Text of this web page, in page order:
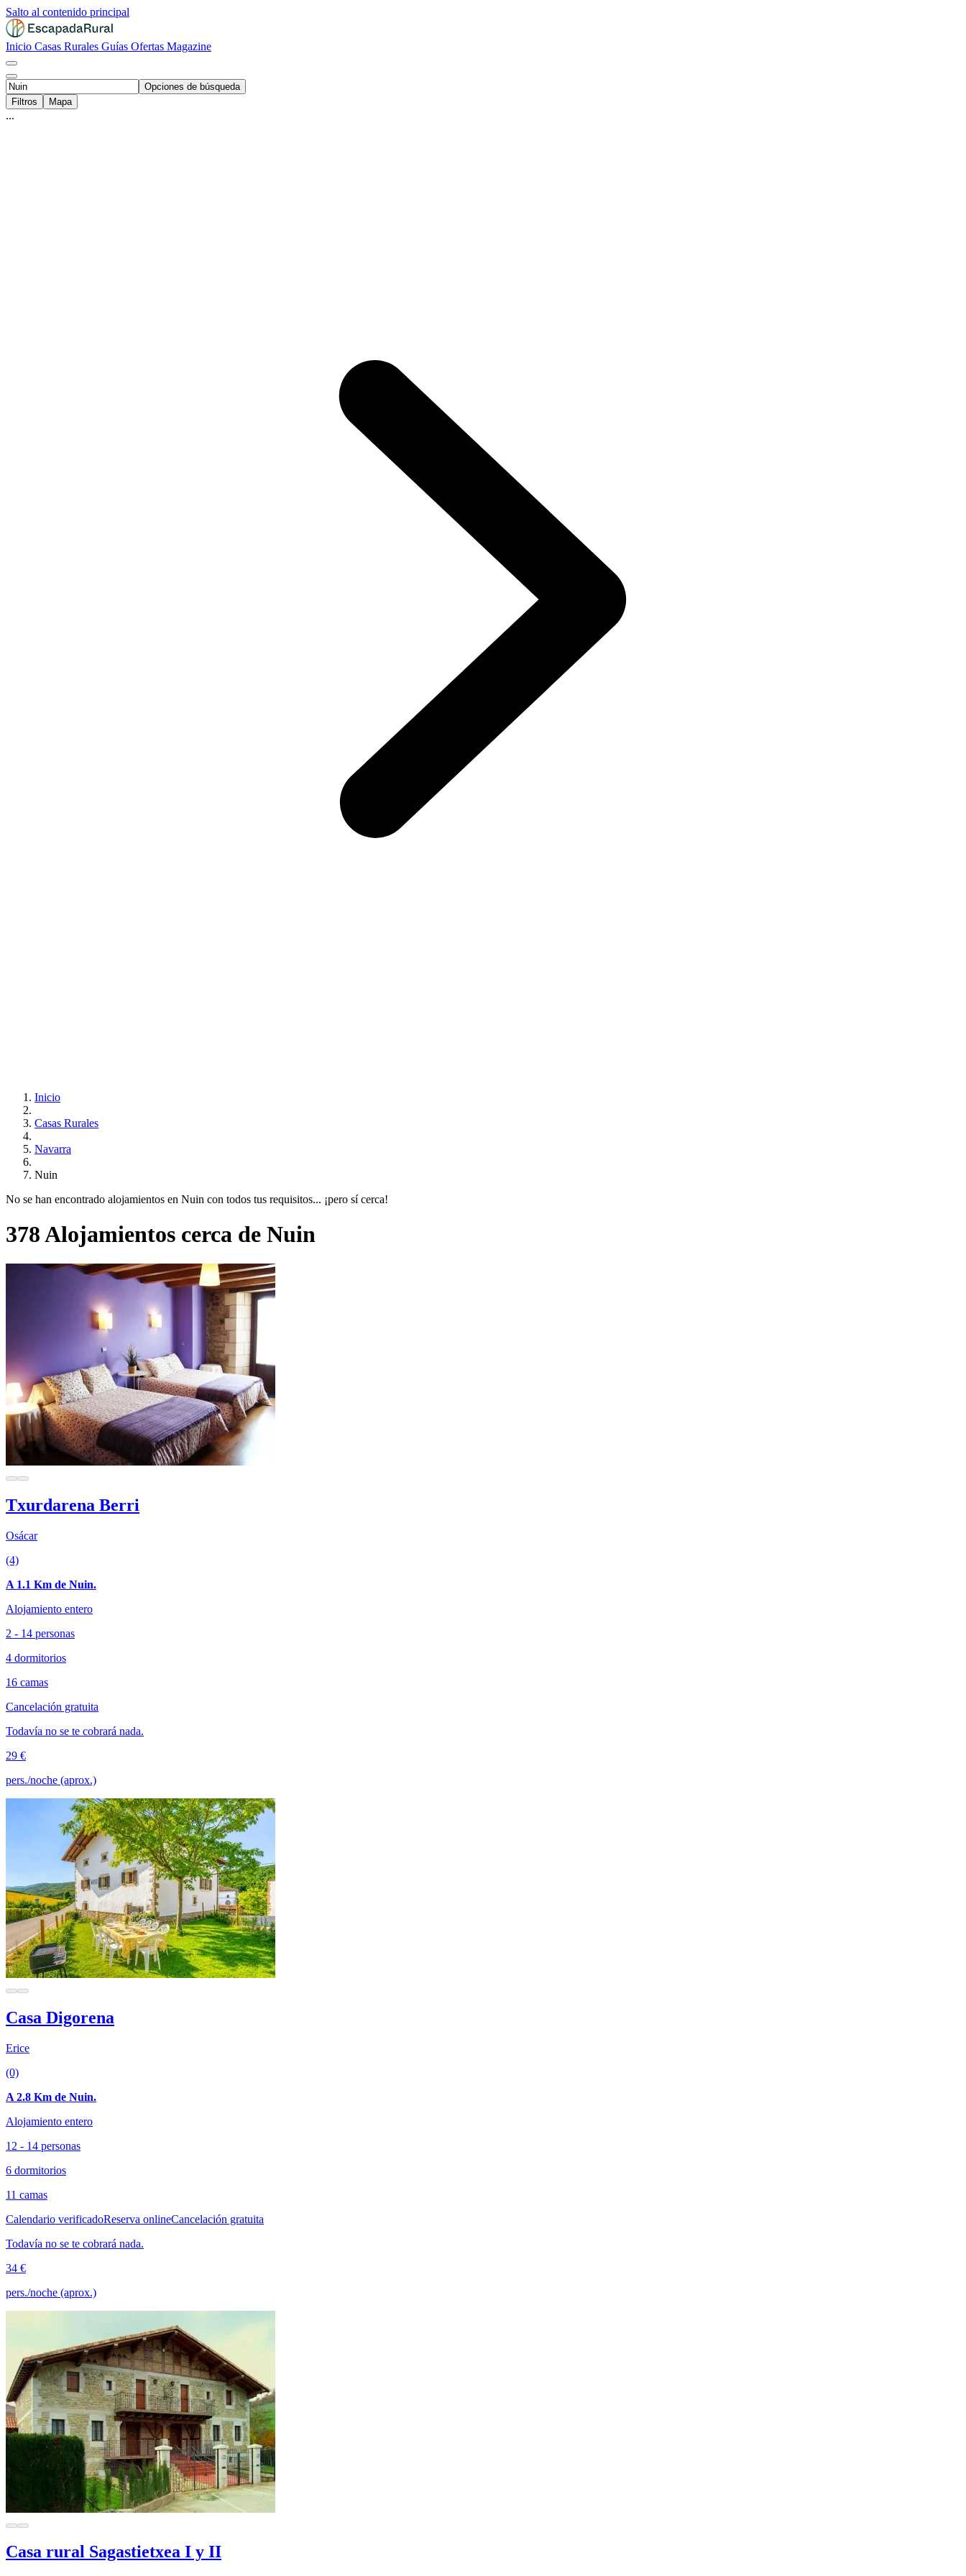
Salto al contenido principal
Inicio Casas Rurales Guías Ofertas Magazine
Opciones de búsqueda
Filtros
Mapa
...
Inicio
Casas Rurales
Navarra
Nuin
No se han encontrado alojamientos en Nuin con todos tus requisitos... ¡pero sí cerca!
378 Alojamientos cerca de Nuin
Txurdarena Berri
Osácar
(4)
A 1.1 Km de Nuin.
Alojamiento entero
2 - 14 personas
4 dormitorios
16 camas
Cancelación gratuita
Todavía no se te cobrará nada.
29 €
pers./noche (aprox.)
Casa Digorena
Erice
(0)
A 2.8 Km de Nuin.
Alojamiento entero
12 - 14 personas
6 dormitorios
11 camas
Calendario verificadoReserva onlineCancelación gratuita
Todavía no se te cobrará nada.
34 €
pers./noche (aprox.)
Casa rural Sagastietxea I y II